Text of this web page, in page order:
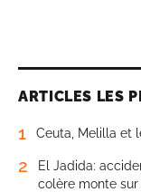
ARTICLES LES
1 Ceuta, Melilla et
2
El Jadida:
colère monte